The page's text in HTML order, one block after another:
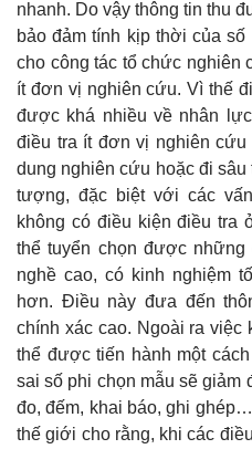
nhanh. Do vậy thông tin thu
bảo đảm tính kịp thời của
cho công tác tổ chức nghiên
ít đơn vị nghiên cứu. Vì thế
được khá nhiều về nhân
điều tra ít đơn vị nghiên
dung nghiên cứu hoặc đi sâu
tượng, đặc biệt với các
không có điều kiện điều tra
thể tuyển chọn được
nghề cao, có kinh nghiệm
hơn. Điều này đưa đến
chính xác cao. Ngoài ra việc
thể được tiến hành một
sai số phi chọn mẫu sẽ giảm
đo, đếm, khai báo, ghi
thế giới cho rằng, khi các